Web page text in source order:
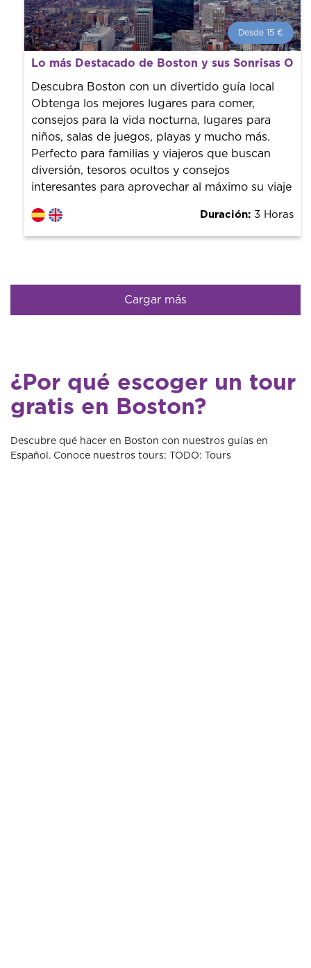
Desde 15 €
Desde 15 € por persona.
¡Reserva con nosotros! Colaboramos con los mejores
guías de la ciudad para tener el mejor precio y servicio.
Lo más Destacado de Boston y sus Sonrisas
Descubra Boston con un divertido guía local
Obtenga los mejores lugares para comer,
consejos para la vida nocturna, lugares para
niños, salas de juegos, playas y mucho más.
Perfecto para familias y viajeros que buscan
diversión, tesoros ocultos y consejos
interesantes para aprovechar al máximo su viaje
Duración: 3 Horas
Cargar más
¿Por qué escoger un tour
gratis en Boston?
Descubre qué hacer en Boston con nuestros guías en
Español. Conoce nuestros tours: TODO: Tours